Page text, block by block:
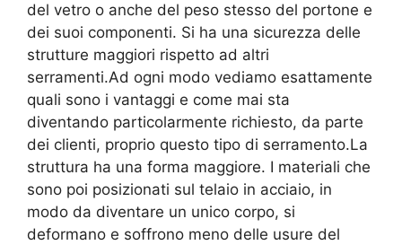
del vetro o anche del peso stesso del portone e
dei suoi componenti. Si ha una sicurezza delle
strutture maggiori rispetto ad altri
serramenti.Ad ogni modo vediamo esattamente
quali sono i vantaggi e come mai sta
diventando particolarmente richiesto, da parte
dei clienti, proprio questo tipo di serramento.La
struttura ha una forma maggiore. I materiali che
sono poi posizionati sul telaio in acciaio, in
modo da diventare un unico corpo, si
deformano e soffrono meno delle usure del